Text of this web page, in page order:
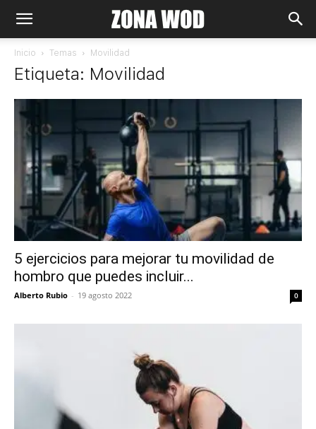
Inicio Temas Movilidad
Etiqueta: Movilidad
5 ejercicios para mejorar tu movilidad de
hombro que puedes incluir...
Alberto Rubio - 19 agosto 2022 0